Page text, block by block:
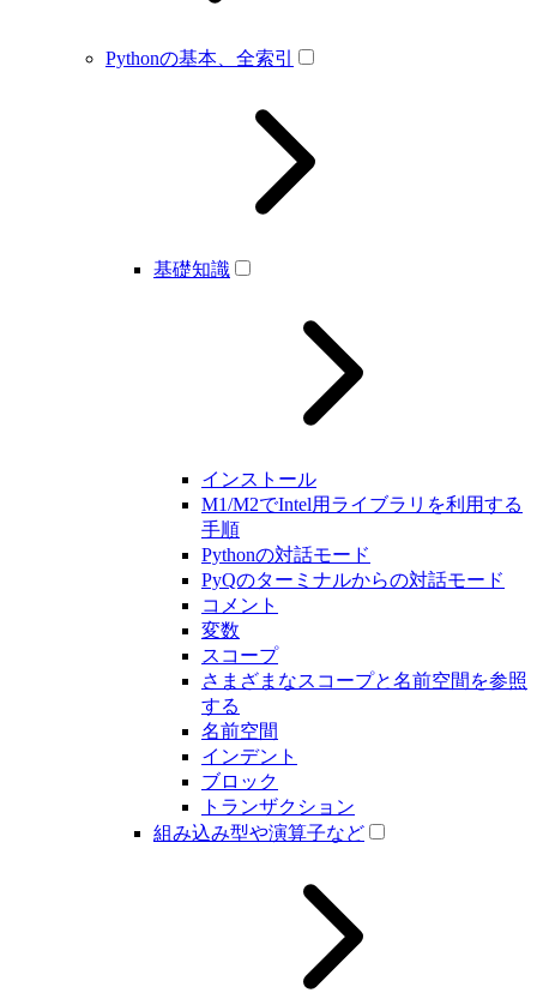
Pythonの基本、全索引
基礎知識
インストール
M1/M2でIntel用ライブラリを利用する
手順
Pythonの対話モード
PyQのターミナルからの対話モード
コメント
変数
スコープ
さまざまなスコープと名前空間を参照
する
名前空間
インデント
ブロック
トランザクション
組み込み型や演算子など